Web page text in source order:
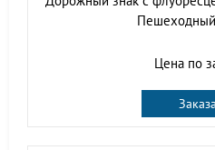
Цена по